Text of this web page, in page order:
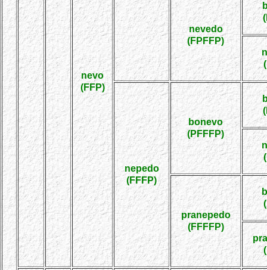
nevo
(FFP)
nevedo
(FPFFP)
nepedo
(FFFP)
bonevo
(PFFFP)
pranepedo
(FFFFP)